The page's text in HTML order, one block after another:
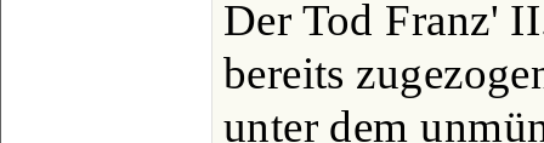
Der Tod Franz'
bereits
unter dem